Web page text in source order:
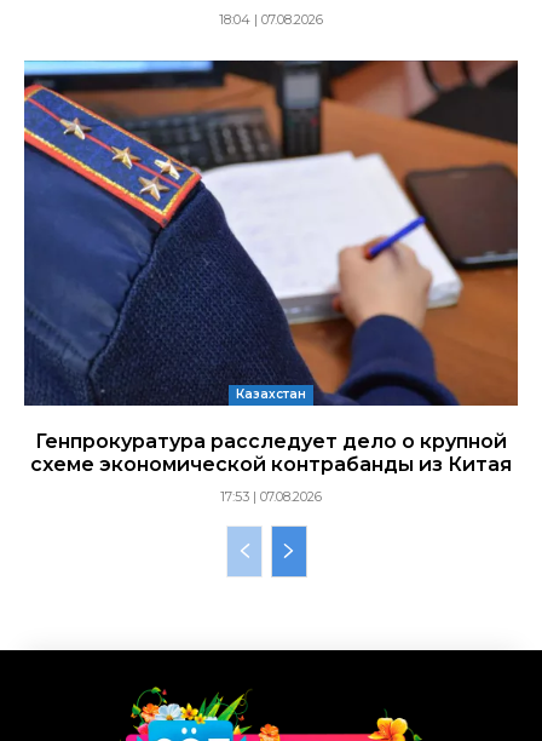
18:04 | 07.08.2026
Казахстан
Генпрокуратура расследует дело о крупной
схеме экономической контрабанды из Китая
17:53 | 07.08.2026